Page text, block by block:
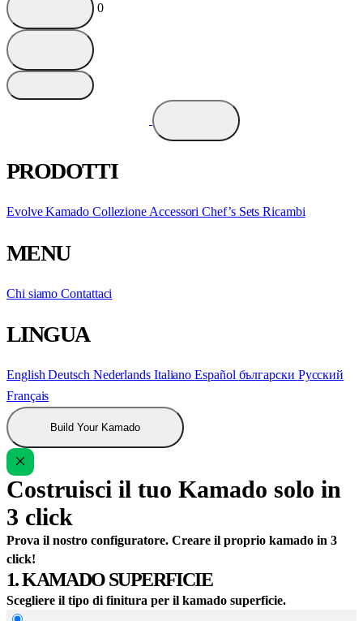
0
PRODOTTI
Evolve Kamado CollezioneAccessoriChef’s SetsRicambi
MENU
Chi siamoContattaci
LINGUA
EnglishDeutsch Nederlands ItalianoEspañol български Русский
Français
Build Your Kamado
Costruisci il tuo Kamado solo in
3 click
Prova il nostro configuratore. Creare il proprio kamado in 3
click!
1. KAMADO SUPERFICIE
Scegliere il tipo di finitura per il kamado superficie.